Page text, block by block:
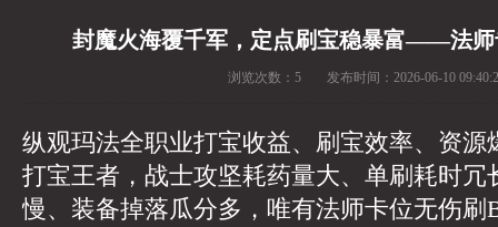
封魔火海覆千军，定点刷宝稳暴富——法师
浏览次数： 5 发布时间： 2026-06-10
纵观玛法全职业打宝收益、刷宝效率、资源
打宝王者，战士攻坚耗药量大、单刷耗时冗
慢、装备掉落瓜分多，唯有法师卡位无伤刷